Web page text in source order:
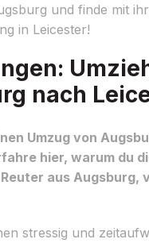
und finde mit
in Leicester!
nach
Umzug von
hier, warum du
aus Augsburg,
stressig und